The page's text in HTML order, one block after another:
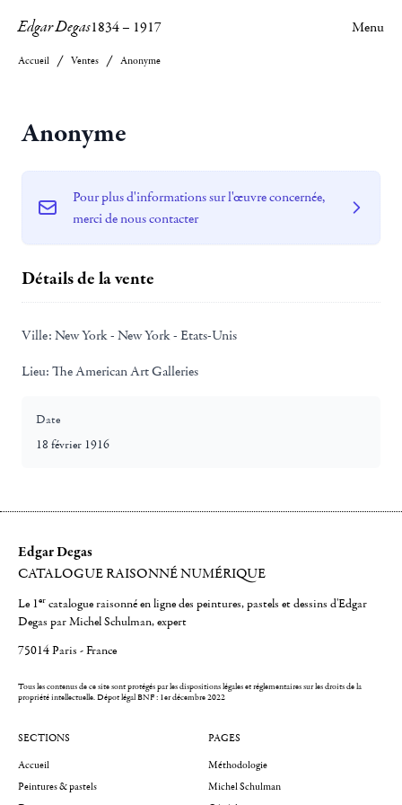
Edgar Degas1834– 1917 Menu
Accueil Ventes Anonyme
Anonyme
Pour plus d'informations sur l'œuvre concernée,
merci de nous contacter
Détails de la vente
Ville: New York - New York - Etats-Unis
Lieu: The American Art Galleries
Date
18 février 1916
Edgar Degas
CATALOGUE RAISONNÉ NUMÉRIQUE
Le 1er catalogue raisonné en ligne des peintures, pastels et dessins d'Edgar
Degas par Michel Schulman, expert
75014 Paris - France
Tous les contenus de ce site sont protégés par les dispositions légales et réglementaires sur les droits de la
propriété intellectuelle.Dépot légal BNF : 1er décembre 2022
SECTIONS
Accueil
Peintures & pastels
PAGES
Méthodologie
Michel Schulman